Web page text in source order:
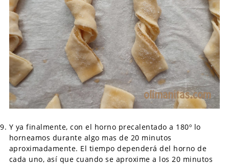
Y ya finalmente, con el horno precalentado a 180º lo
horneamos durante algo mas de 20 minutos
aproximadamente. El tiempo dependerá del horno de
cada uno, así que cuando se aproxime a los 20 minutos